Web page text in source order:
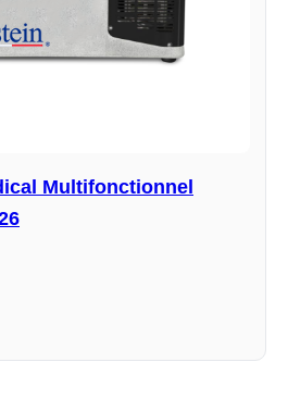
Multifonctionnel